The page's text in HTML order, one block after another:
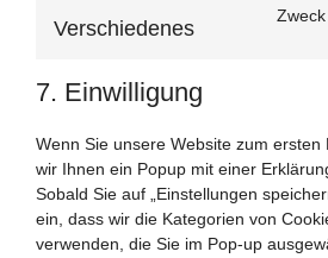
Verschiedenes
7. Einwilligung
Wenn Sie unsere Website zum ersten
wir Ihnen ein Popup mit einer
Sobald Sie auf „Einstellungen
ein, dass wir die Kategorien von
verwenden, die Sie im Pop-up